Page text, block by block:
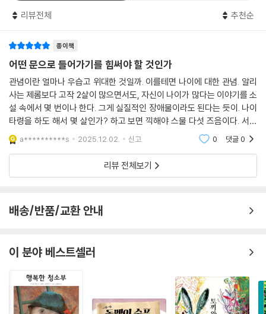
리뷰전체 추천순
종이책
어떤 문으로 들어가기를 힘써야 할 것인가
관념이란 얼마나 우습고 위대한 것일까. 이를테면 나이에 대한 관념. 알리
사는 제롬보다 고작 2살이 많으면서도, 자신이 나이가 많다는 이야기를 소
설 속에서 몇 번이나 한다. 그게 실질적인 장애물이라도 된다는 듯이. 나이
타령을 하도 해서 몇 살인가? 하고 보면 끽해야 스물 다섯 즈음이다. 서른
도 채 되지 않았음에도 자신은 이미 나이가 너무 많다는 관념 속에 사로잡
혀 있는 것이
a**********s 2025.12.02. 신고 0 댓글0
리뷰 전체보기
배송/반품/교환 안내
이 분야 베스트셀러